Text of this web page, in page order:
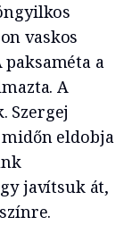
vaskos
a
A
Szergej
eldobja
javítsuk át,